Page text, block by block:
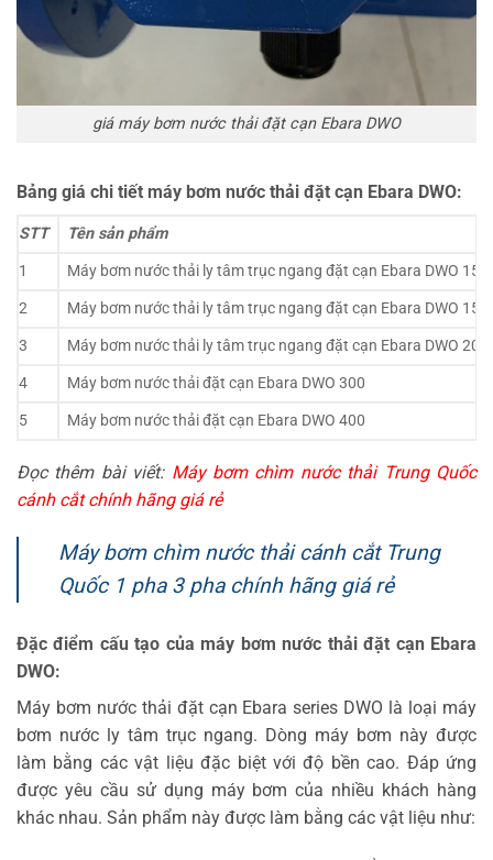
giá máy bơm nước thải đặt cạn Ebara DWO
Bảng giá chi tiết máy bơm nước thải đặt cạn Ebara DWO:
STT
Tên sản phẩm
1
Máy bơm nước thải ly tâm trục ngang đặt cạn Ebara DWO 150
2
Máy bơm nước thải ly tâm trục ngang đặt cạn Ebara DWO 150
3
Máy bơm nước thải ly tâm trục ngang đặt cạn Ebara DWO 200
4
Máy bơm nước thải đặt cạn Ebara DWO 300
5
Máy bơm nước thải đặt cạn Ebara DWO 400
Đọc thêm bài viết:Máy bơm chìm nước thải Trung Quốc
cánh cắt chính hãng giá rẻ
Máy bơm chìm nước thải cánh cắt Trung
Quốc 1 pha 3 pha chính hãng giá rẻ
Đặc điểm cấu tạo của máy bơm nước thải đặt cạn Ebara
DWO:
Máy bơm nước thải đặt cạn Ebara series DWO là loại máy
bơm nước ly tâm trục ngang. Dòng máy bơm này được
làm bằng các vật liệu đặc biệt với độ bền cao. Đáp ứng
được yêu cầu sử dụng máy bơm của nhiều khách hàng
khác nhau. Sản phẩm này được làm bằng các vật liệu như: